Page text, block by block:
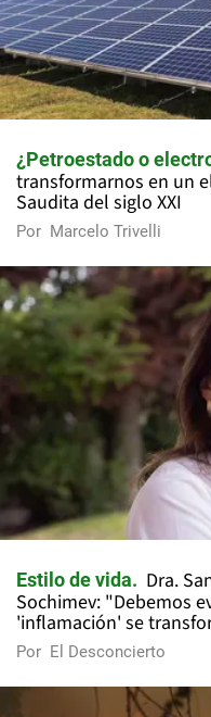
¿Petroestado o
transformarnos en un
Saudita del siglo XXI
Por Marcelo Trivelli
Estilo de vida
Dra.
Sochimev: "Debemos
'inflamación' se
Por El Desconcierto